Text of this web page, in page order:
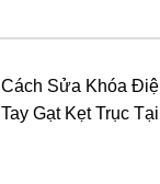
Cách Sửa Khóa
Tay Gạt Kẹt Trục